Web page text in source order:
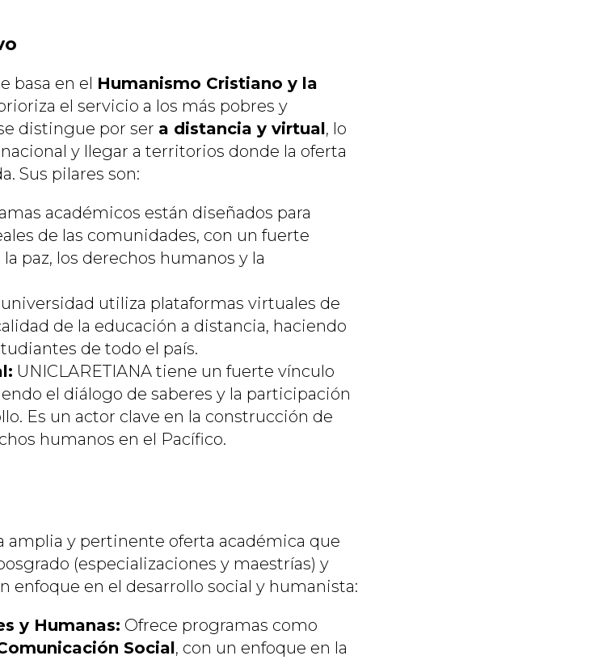
basa en el Humanismo Cristiano y la
el servicio a los más pobres y
distingue por ser a distancia y virtual, lo
y llegar a territorios donde la oferta
Sus pilares son:
académicos están diseñados para
de las comunidades, con un fuerte
paz, los derechos humanos y la
universidad utiliza plataformas virtuales de
de la educación a distancia, haciendo
de todo el país.
UNICLARETIANA tiene un fuerte vínculo
el diálogo de saberes y la participación
Es un actor clave en la construcción de
humanos en el Pacífico.
amplia y pertinente oferta académica que
(especializaciones y maestrías) y
enfoque en el desarrollo social y humanista:
y Humanas: Ofrece programas como
Social, con un enfoque en la